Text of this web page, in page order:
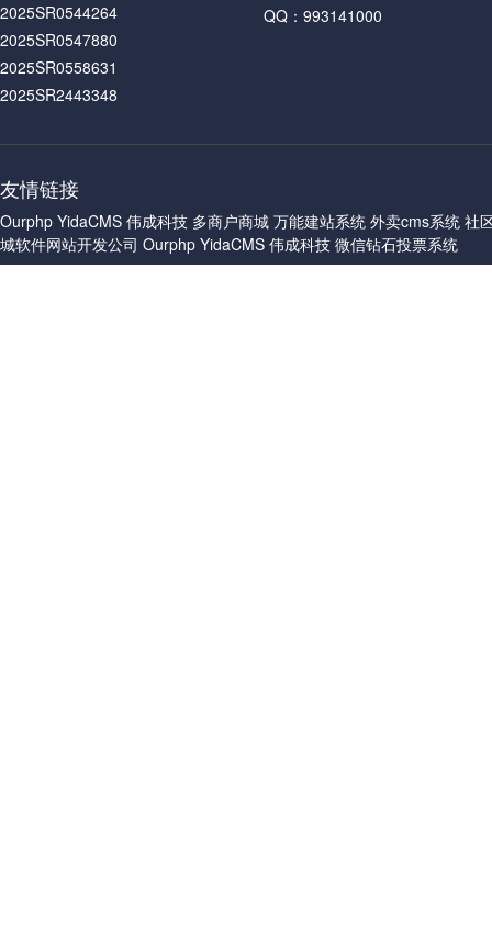
2025SR0544264
2025SR0547880
2025SR0558631
2025SR2443348
QQ：993141000
友情链接
Ourphp YidaCMS 伟成科技 多商户商城 万能建站系统 外卖cms系统 社
城软件网站开发公司 Ourphp YidaCMS 伟成科技 微信钻石投票系统